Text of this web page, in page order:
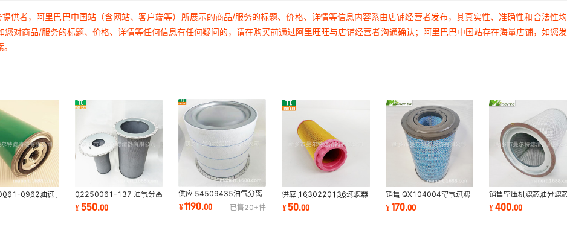
供者，阿里巴巴中国站（含网站、客户端等）所展示的商品/服务的标题、价格、详情等信息内容系由店铺经营者发布，其真实性、准确性和合法性
对商品/服务的标题、价格、详情等任何信息有任何疑问的，请在购买前通过阿里旺旺与店铺经营者沟通确认；阿里巴巴中国站存在海量店铺，如您
0962油过
杆泵机油滤芯精
滤芯
02250061-137 油气分离
芯 02250061-138 油气
分离芯油精分油分芯
¥550.00
供应 54509435油气分离
器分离芯M300~M350 油
精分离器芯油分芯
¥1190.00 已售20+件
供应 1630220136过滤器
保养包空气过滤芯脱硫氧化
风机空滤芯
¥50.00
销售 QX104004空气过滤
器适用GD250-W空气过滤
芯螺杆泵空气滤芯
¥170.00
销售空压机滤芯油分滤
6.3571.0 油气分离器
过滤效率
¥400.00